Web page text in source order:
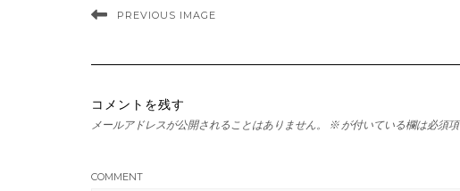
PREVIOUS IMAGE
コメントを残す
メールアドレスが公開されることはありません。 ※ が付いている欄は必須
COMMENT